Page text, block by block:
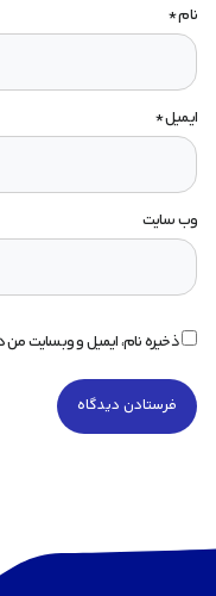
نام*
ایمیل*
وب‌ سایت
ذخیره نام، ایمیل و وبسایت من